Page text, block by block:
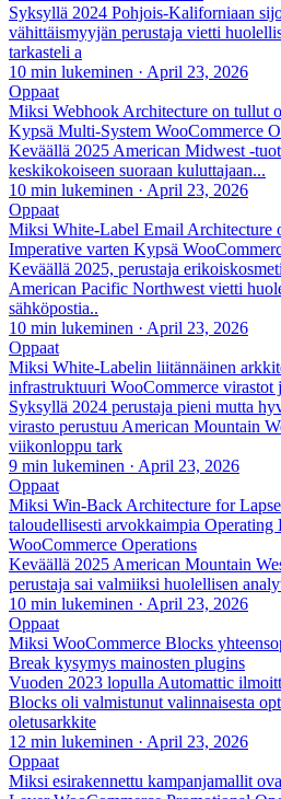
Syksyllä 2024 Pohjois-Kaliforniaan
vähittäismyyjän perustaja vietti
tarkasteli a
10 min lukeminen · April 23, 2026
Oppaat
Miksi Webhook Architecture on tullut
Kypsä Multi-System WooCommerce
Keväällä 2025 American Midwest -
keskikokoiseen suoraan kuluttajaan...
10 min lukeminen · April 23, 2026
Oppaat
Miksi White-Label Email Architecture
Imperative varten Kypsä
Keväällä 2025, perustaja
American Pacific Northwest vietti
sähköpostia..
10 min lukeminen · April 23, 2026
Oppaat
Miksi White-Labelin liitännäinen
infrastruktuuri WooCommerce virastot
Syksyllä 2024 perustaja pieni mutta
virasto perustuu American Mountain
viikonloppu tark
9 min lukeminen · April 23, 2026
Oppaat
Miksi Win-Back Architecture for
taloudellisesti arvokkaimpia Operating
WooCommerce Operations
Keväällä 2025 American Mountain
perustaja sai valmiiksi huolellisen
10 min lukeminen · April 23, 2026
Oppaat
Miksi WooCommerce Blocks
Break kysymys mainosten plugins
Vuoden 2023 lopulla Automattic
Blocks oli valmistunut valinnaisesta
oletusarkkite
12 min lukeminen · April 23, 2026
Oppaat
Miksi esirakennettu kampanjamallit